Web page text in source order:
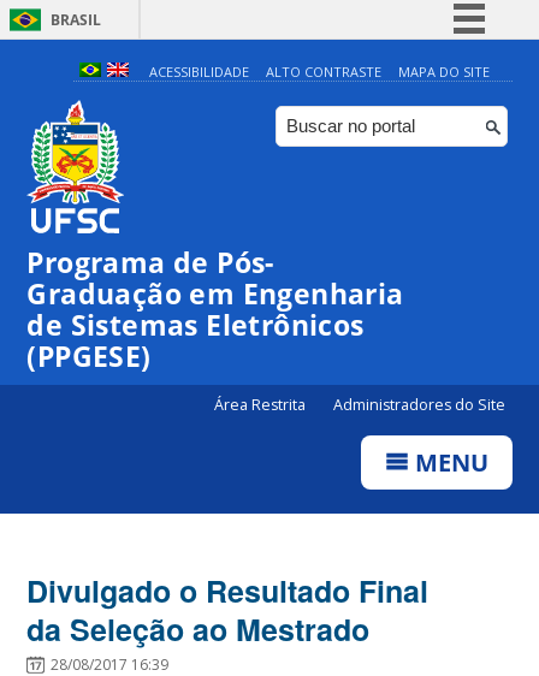
BRASIL
Simplifique!
Comunica BR
Participe
ACESSIBILIDADE ALTO CONTRASTE MAPA DO SITE
Programa de Pós-
Graduação em Engenharia
de Sistemas Eletrônicos
(PPGESE)
Área Restrita Administradores do Site
MENU
Divulgado o Resultado Final
da Seleção ao Mestrado
28/08/2017 16:39